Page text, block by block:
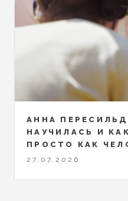
АННА
НАУЧИЛАСЬ И
ПРОСТО КАК
27.07.2026